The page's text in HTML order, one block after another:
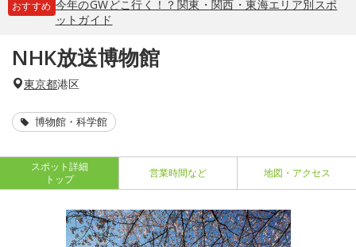
おすすめ 今年のGWどこ行く！？関東・関西・東海エリア別スポ
ットガイド
NHK放送博物館
東京都港区
博物館・科学館
スポット詳細
トップ
営業時間など 地図・アクセス